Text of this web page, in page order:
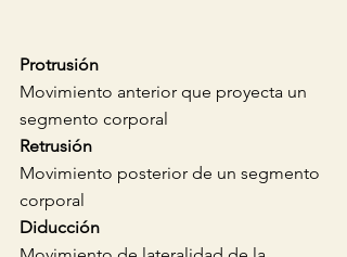
Protrusión
Movimiento anterior que proyecta un
segmento corporal
Retrusión
Movimiento posterior de un segmento
corporal
Diducción